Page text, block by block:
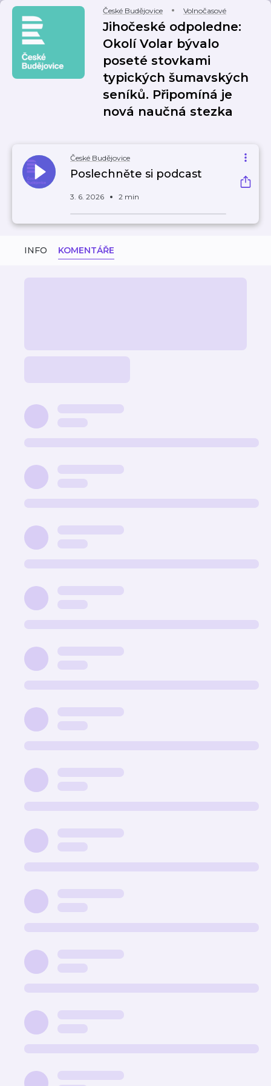
České Budějovice Volnočasové
Jihočeské odpoledne:
Okolí Volar bývalo
poseté stovkami
typických šumavských
seníků. Připomíná je
nová naučná stezka
České Budějovice
Poslechněte si podcast
3. 6. 2026 2 min
INFO KOMENTÁŘE